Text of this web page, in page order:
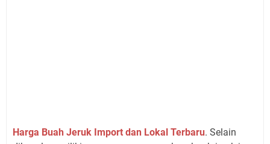
Harga Buah Jeruk Import dan Lokal Terbaru. Selain